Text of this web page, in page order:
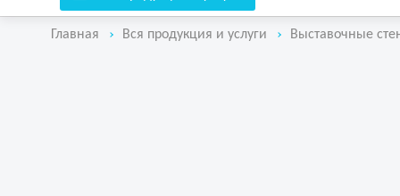
Главная Вся продукция и услуги Выставочные